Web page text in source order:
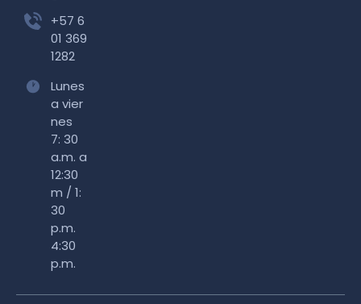
+57 6
01 369
1282
Lunes
a vier
nes
7: 30
a.m. a
12:30
m / 1:
30
p.m.
4:30
p.m.